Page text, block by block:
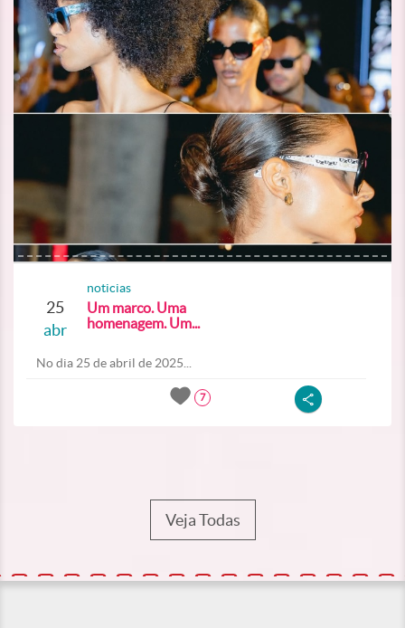
25
abr
noticias
Um marco. Uma
homenagem. Um...
No dia 25 de abril de 2025...
7
Veja Todas